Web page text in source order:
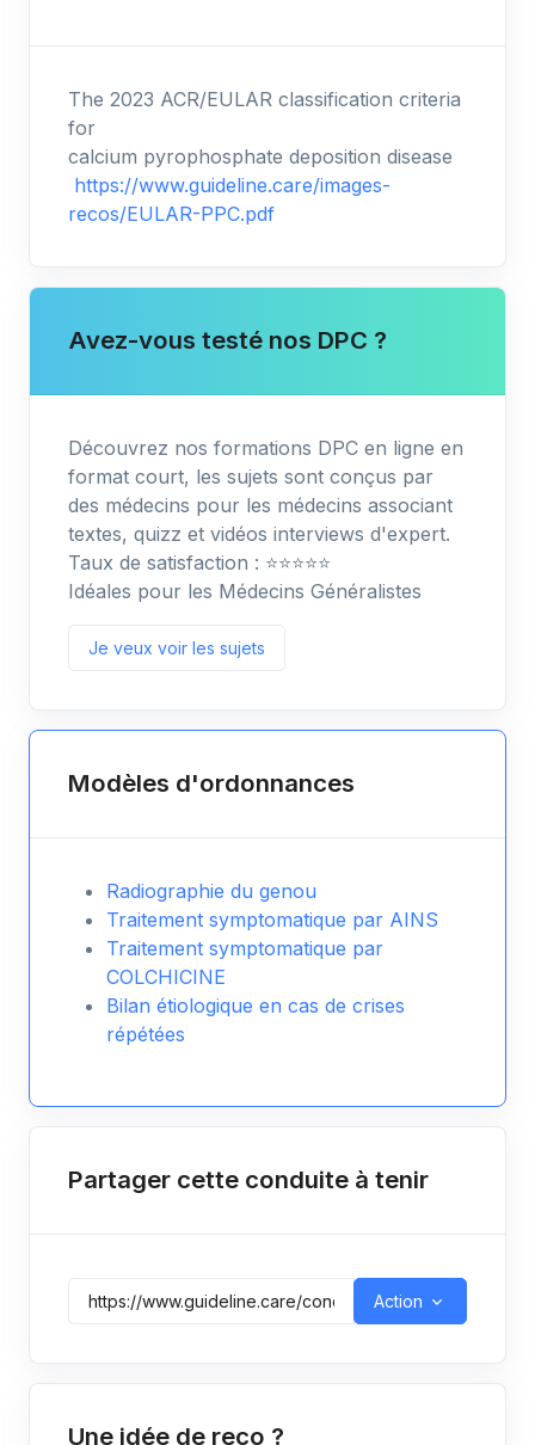
The 2023 ACR/EULAR classification criteria
for
calcium pyrophosphate deposition disease
https://www.guideline.care/images-
recos/EULAR-PPC.pdf
Avez-vous testé nos DPC ?
Découvrez nos formations DPC en ligne en
format court, les sujets sont conçus par
des médecins pour les médecins associant
textes, quizz et vidéos interviews d'expert.
Taux de satisfaction : ⭐️⭐️⭐️⭐️⭐️
Idéales pour les Médecins Généralistes
Je veux voir les sujets
Modèles d'ordonnances
Radiographie du genou
Traitement symptomatique par AINS
Traitement symptomatique par
COLCHICINE
Bilan étiologique en cas de crises
répétées
Partager cette conduite à tenir
Action
Une idée de reco ?